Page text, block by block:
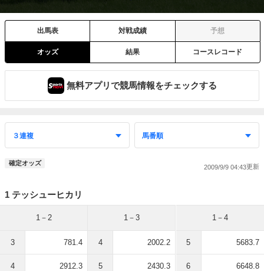
出馬表 対戦成績 予想
オッズ 結果 コースレコード
無料アプリで競馬情報をチェックする
確定オッズ
2009/9/9 04:43
1 テッシューヒカリ
1－2
3 781.4
4 2912.3
1－3
4 2002.2
5 2430.3
1－4
5 5683.7
6 6648.8